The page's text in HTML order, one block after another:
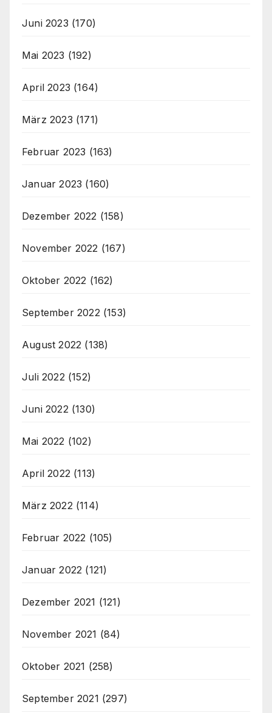
Juni 2023 (170)
Mai 2023 (192)
April 2023 (164)
März 2023 (171)
Februar 2023 (163)
Januar 2023 (160)
Dezember 2022 (158)
November 2022 (167)
Oktober 2022 (162)
September 2022 (153)
August 2022 (138)
Juli 2022 (152)
Juni 2022 (130)
Mai 2022 (102)
April 2022 (113)
März 2022 (114)
Februar 2022 (105)
Januar 2022 (121)
Dezember 2021 (121)
November 2021 (84)
Oktober 2021 (258)
September 2021 (297)